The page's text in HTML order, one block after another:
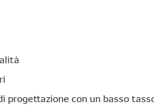
progettazione con un basso